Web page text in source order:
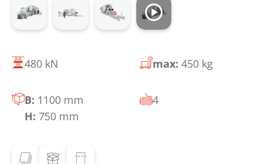
480 kN max: 450 kg
B: 1100 mm
H: 750 mm
4